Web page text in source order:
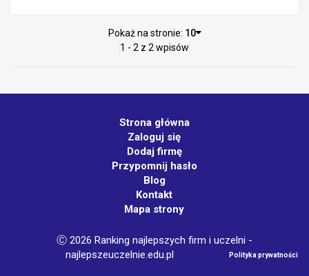
Pokaż na stronie: 10
1 - 2 z 2 wpisów
Strona główna
Zaloguj się
Dodaj firmę
Przypomnij hasło
Blog
Kontakt
Mapa strony
Ⓒ 2026 Ranking najlepszych firm i uczelni -
najlepszeuczelnie.edu.pl
Polityka prywatności